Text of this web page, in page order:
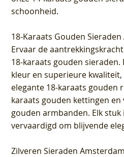
schoonheid.
18-Karaats Gouden
Ervaar de
18-karaats gouden
kleur en superieure
elegante 18-karaats gouden
karaats gouden kettingen en
gouden armbanden. Elk stuk
vervaardigd om blijvende
Zilveren Sieraden